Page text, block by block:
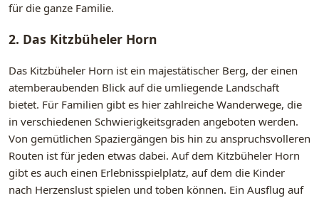
für die ganze Familie.
2. Das Kitzbüheler Horn
Das Kitzbüheler Horn ist ein majestätischer Berg, der einen
atemberaubenden Blick auf die umliegende Landschaft
bietet. Für Familien gibt es hier zahlreiche Wanderwege, die
in verschiedenen Schwierigkeitsgraden angeboten werden.
Von gemütlichen Spaziergängen bis hin zu anspruchsvolleren
Routen ist für jeden etwas dabei. Auf dem Kitzbüheler Horn
gibt es auch einen Erlebnisspielplatz, auf dem die Kinder
nach Herzenslust spielen und toben können. Ein Ausflug auf